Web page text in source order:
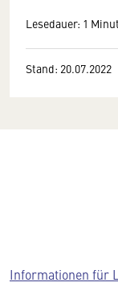
Lesedauer: 1
Stand: 20.07.2022
Informationen für